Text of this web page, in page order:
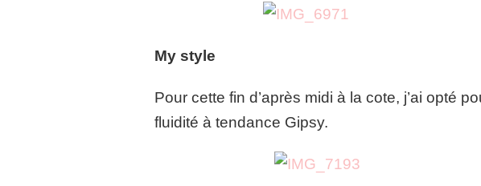
My style
Pour cette fin d’après midi à la cote, j’ai opté
fluidité à tendance Gipsy.